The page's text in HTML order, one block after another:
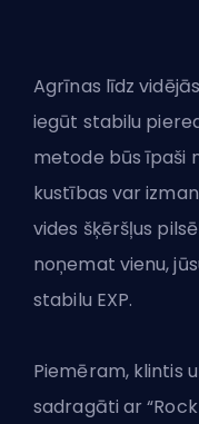
Agrīnas līdz
iegūt stabilu
metode būs īpaši
kustības var
vides šķēršļus
noņemat vienu,
stabilu EXP.
Piemēram, klintis
sadragāti ar